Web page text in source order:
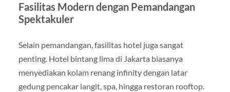
Fasilitas Modern dengan Pemandangan
Spektakuler
Selain pemandangan, fasilitas hotel juga sangat
penting. Hotel bintang lima di Jakarta biasanya
menyediakan kolam renang infinity dengan latar
gedung pencakar langit, spa, hingga restoran rooftop.